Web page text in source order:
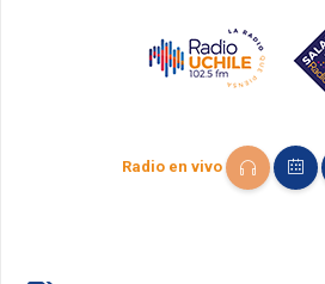
Radio en vivo